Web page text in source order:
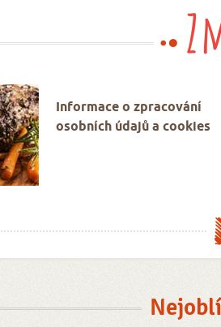
Z
Informace o zpracování
osobních údajů a cookies